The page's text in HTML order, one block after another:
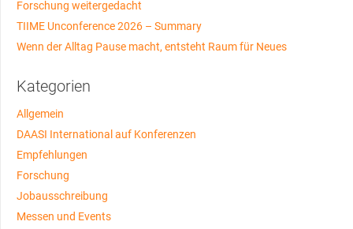
Forschung weitergedacht
TIIME Unconference 2026 – Summary
Wenn der Alltag Pause macht, entsteht Raum für Neues
Kategorien
Allgemein
DAASI International auf Konferenzen
Empfehlungen
Forschung
Jobausschreibung
Messen und Events